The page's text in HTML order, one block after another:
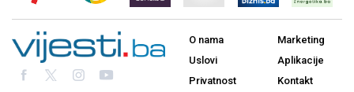
O nama
Uslovi
Privatnost
Marketing
Aplikacije
Kontakt